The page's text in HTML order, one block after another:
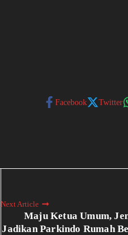
Facebook Twitter
Next Article
Maju Ketua Umum,
Jadikan Parkindo Rumah